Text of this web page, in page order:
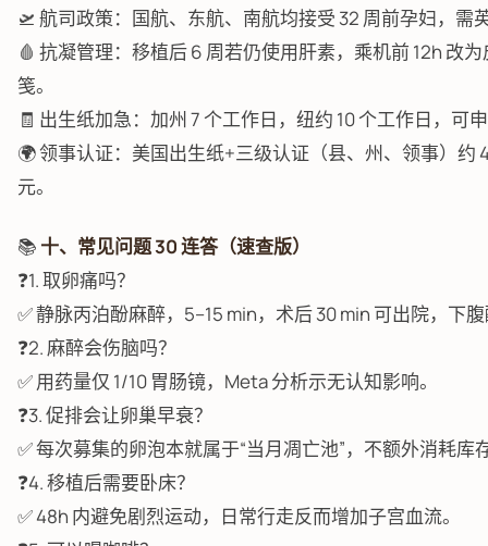
🛫 航司政策：国航、东航、南航均接受 32 周前孕妇，需
🩸 抗凝管理：移植后 6 周若仍使用肝素，乘机前 12h 改
笺。
🧾 出生纸加急：加州 7 个工作日，纽约 10 个工作日，可
🌍 领事认证：美国出生纸+三级认证（县、州、领事）约
元。
📚 十、常见问题 30 连答（速查版）
❓1. 取卵痛吗？
✅ 静脉丙泊酚麻醉，5–15 min，术后 30 min 可出院，下
❓2. 麻醉会伤脑吗？
✅ 用药量仅 1/10 胃肠镜，Meta 分析示无认知影响。
❓3. 促排会让卵巢早衰？
✅ 每次募集的卵泡本就属于“当月凋亡池”，不额外消耗库
❓4. 移植后需要卧床？
✅ 48h 内避免剧烈运动，日常行走反而增加子宫血流。